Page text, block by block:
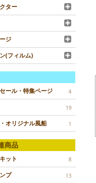
ター
ジ
(フィルム)
ール・特集ページ 4
19
オリジナル風船 1
商品
ット 8
プ 13